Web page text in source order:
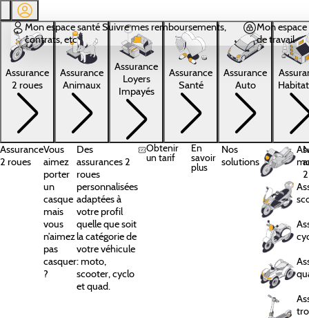
Aller au contenu principal
Mon espace santéSuivre mes remboursements,
contrats, etc
Mon
de travail
Assurance
2 roues
Assurance
Animaux
Assurance
Loyers
Impayés
Assurance
Santé
Assurance
Auto
Assurance
2 roues
Vous
aimez
porter
un
casque
mais
vous
n’aimez
pas
casquer
?
Des
assurances 2
roues
personnalisées
adaptées à
votre profil
quelle que soit
la catégorie de
votre véhicule
: moto,
scooter, cyclo
et quad.
Obtenir
un tarif
En
savoir
plus
Nos
solutions